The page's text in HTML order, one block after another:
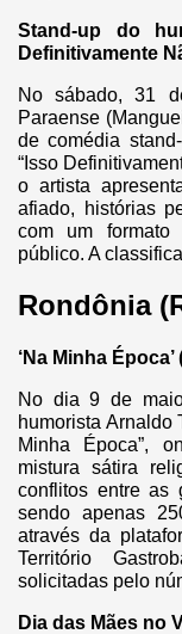
Stand-up do
Definitivamente
No sábado, 31
Paraense
de comédia
“Isso
o artista
afiado, histórias
com um
público. A
Rondônia
‘Na Minha
No dia 9 de
humorista Arnaldo
Minha Época”,
mistura sátira
conflitos entre as
sendo apenas
através da
Território
solicitadas pelo
Dia das Mães no